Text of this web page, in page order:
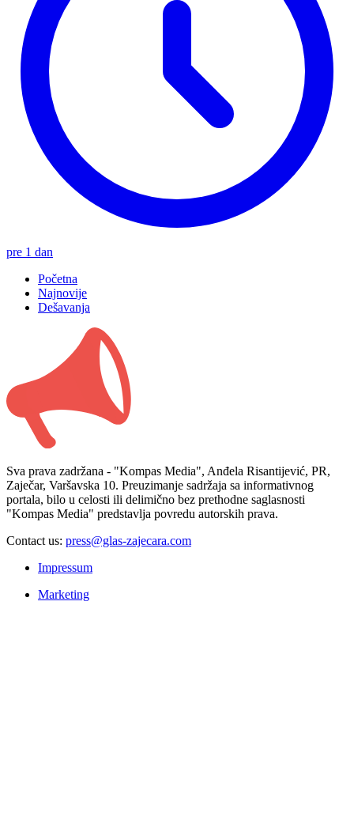
pre 1 dan
Početna
Najnovije
Dešavanja
Sva prava zadržana - "Kompas Media", Anđela Risantijević, PR,
Zaječar, Varšavska 10. Preuzimanje sadržaja sa informativnog
portala, bilo u celosti ili delimično bez prethodne saglasnosti
"Kompas Media" predstavlja povredu autorskih prava.
Contact us: press@glas-zajecara.com
Impressum
Marketing